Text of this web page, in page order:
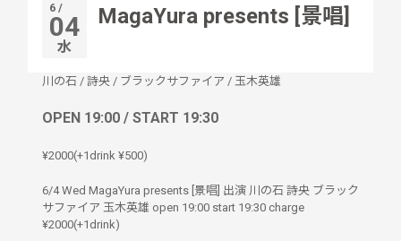
6 /
04
水
MagaYura presents [景唱]
川の石 / 詩央 / ブラックサファイア / 玉木英雄
OPEN 19:00 / START 19:30
¥2000(+1drink ¥500)
6/4 Wed MagaYura presents [景唱] 出演 川の石 詩央 ブラック
サファイア 玉木英雄 open 19:00 start 19:30 charge
¥2000(+1drink)